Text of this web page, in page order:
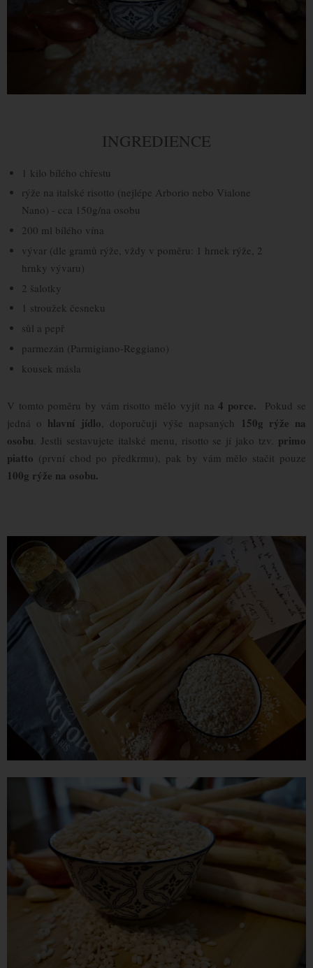
INGREDIENCE
1 kilo bílého chřestu
rýže na italské risotto (nejlépe Arborio nebo Vialone
Nano) - cca 150g/na osobu
200 ml bílého vína
vývar (dle gramů rýže, vždy v poměru: 1 hrnek rýže, 2
hrnky vývaru)
2 šalotky
1 stroužek česneku
sůl a pepř
parmezán (Parmigiano-Reggiano)
kousek másla
V tomto poměru by vám risotto mělo vyjít na 4 porce. Pokud se
jedná o hlavní jídlo, doporučuji výše napsaných
150g rýže na
osobu. Jestli sestavujete italské menu, risotto se jí jako tzv. primo
piatto (první chod po předkrmu), pak by vám mělo stačit pouze
100g rýže na osobu.